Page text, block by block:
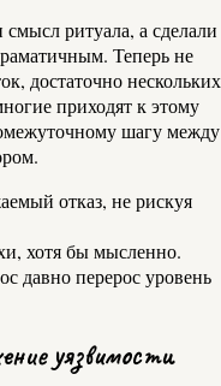
ритуала, а сделали
Теперь не
достаточно нескольких
приходят к этому
шагу между
отказ, не рискуя
хотя бы мысленно.
давно перерос уровень
уязвимости